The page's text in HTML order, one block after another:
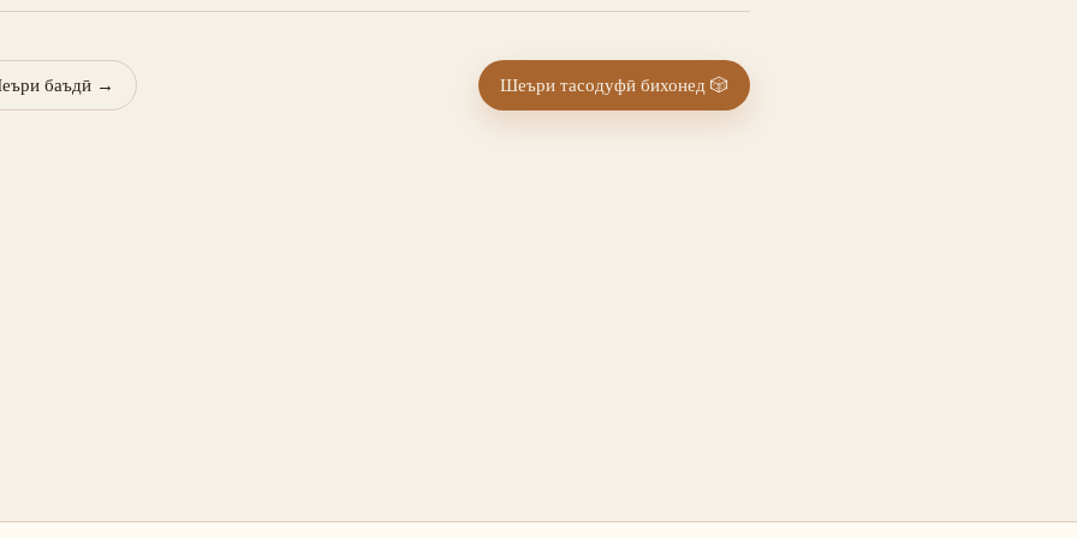
баъдӣ → Шеъри тасодуфӣ бихонед 🎲